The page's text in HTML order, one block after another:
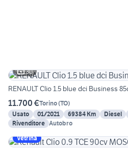
30
RENAULT Clio 1.5 blue dci Business
11.700 €Torino(TO)
Usato
01/2021 69384 Km Diesel
Rivenditore Autobro
Vetrina